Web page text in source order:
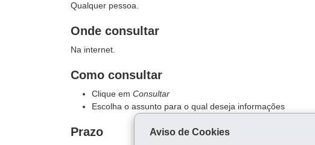
Qualquer pessoa.
Onde consultar
Na internet.
Como consultar
Clique em Consultar
Escolha o assunto para o qual deseja informações
Prazo Aviso de Cookies